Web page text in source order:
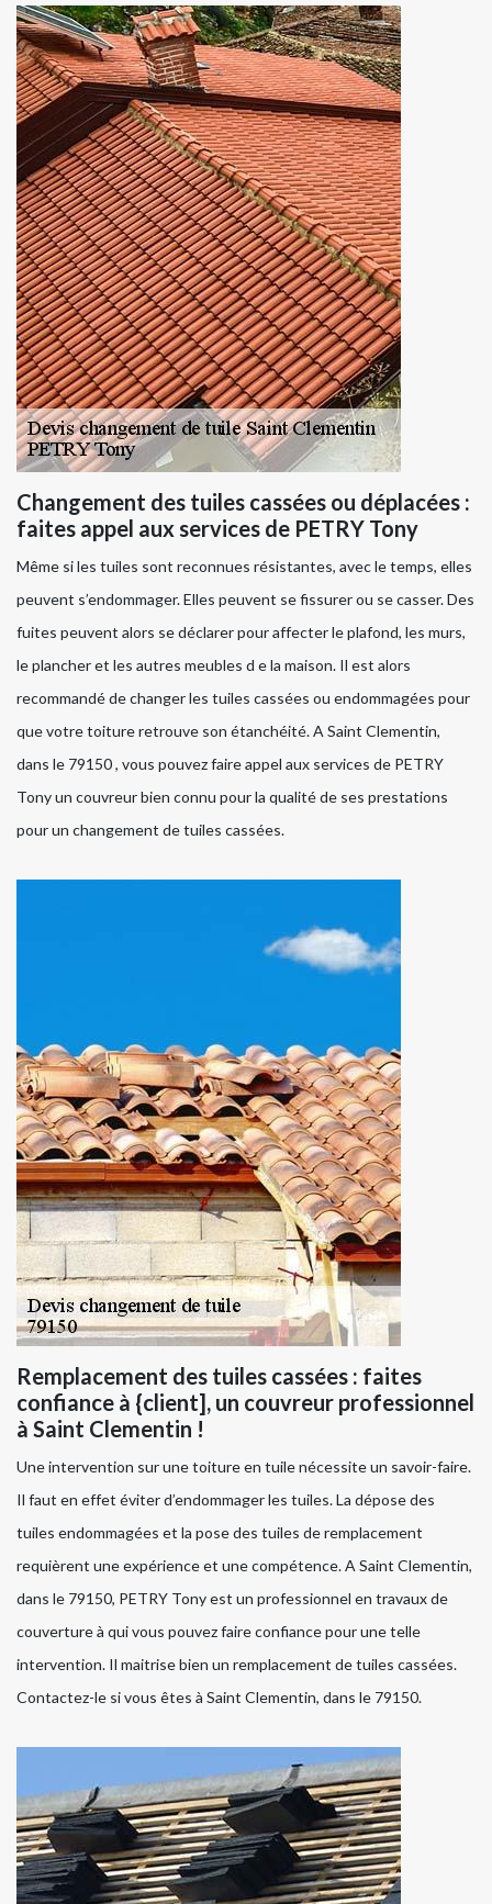
Changement des tuiles cassées ou déplacées :
faites appel aux services de PETRY Tony
Même si les tuiles sont reconnues résistantes, avec le temps, elles
peuvent s’endommager. Elles peuvent se fissurer ou se casser. Des
fuites peuvent alors se déclarer pour affecter le plafond, les murs,
le plancher et les autres meubles d e la maison. Il est alors
recommandé de changer les tuiles cassées ou endommagées pour
que votre toiture retrouve son étanchéité. A Saint Clementin,
dans le 79150 , vous pouvez faire appel aux services de PETRY
Tony un couvreur bien connu pour la qualité de ses prestations
pour un changement de tuiles cassées.
Remplacement des tuiles cassées : faites
confiance à {client], un couvreur professionnel
à Saint Clementin !
Une intervention sur une toiture en tuile nécessite un savoir-faire.
Il faut en effet éviter d’endommager les tuiles. La dépose des
tuiles endommagées et la pose des tuiles de remplacement
requièrent une expérience et une compétence. A Saint Clementin,
dans le 79150, PETRY Tony est un professionnel en travaux de
couverture à qui vous pouvez faire confiance pour une telle
intervention. Il maitrise bien un remplacement de tuiles cassées.
Contactez-le si vous êtes à Saint Clementin, dans le 79150.